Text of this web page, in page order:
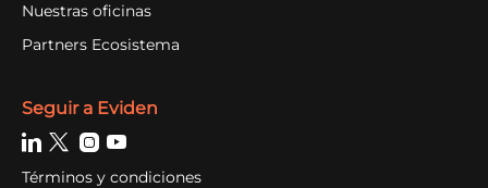
Nuestras oficinas
Partners Ecosistema
Seguir a Eviden
Términos y condiciones